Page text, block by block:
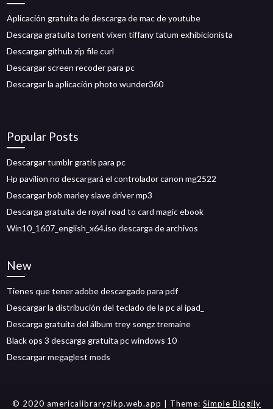
Aplicación gratuita de descarga de mac de youtube
Descarga gratuita torrent vixen tiffany tatum exhibicionista
Descargar github zip file curl
Descargar screen recoder para pc
Descargar la aplicación photo wunder360
Popular Posts
Descargar tumblr gratis para pc
Hp pavilion no descargará el controlador canon mg2522
Descargar bob marley slave driver mp3
Descarga gratuita de royal road to card magic ebook
Win10_1607_english_x64.iso descarga de archivos
New
Tienes que tener adobe descargado para pdf
Descargar la distribución del teclado de la pc al ipad_
Descarga gratuita del álbum trey songz tremaine
Black ops 3 descarga gratuita pc windows 10
Descargar megaglest mods
© 2020 americalibraryzikp.web.app | Theme: Simple Blogily